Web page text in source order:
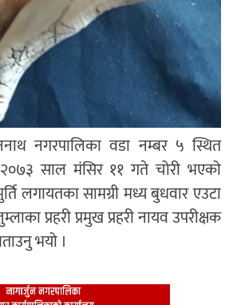
नगरपालिका वडा नम्बर ५ स्थित
२०७३ साल मंसिर ११ गते चोरी भएको
लगायतका सामग्री मध्य बुधवार एउटा
प्रहरी प्रमुख प्रहरी नायव उपरीक्षक
भयो ।